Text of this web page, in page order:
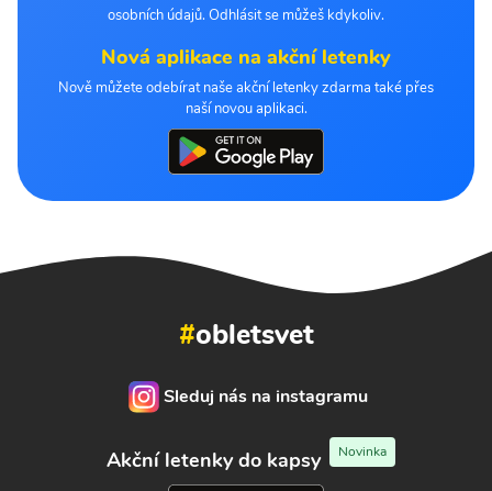
osobních údajů. Odhlásit se můžeš kdykoliv.
Nová aplikace na akční letenky
Nově můžete odebírat naše akční letenky zdarma také přes
naší novou aplikaci.
#obletsvet
Sleduj nás na instagramu
Akční letenky do kapsy Novinka